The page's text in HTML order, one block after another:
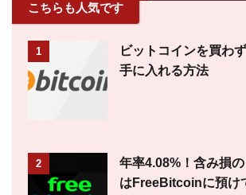
こちらも人気です
1
ビットコインを買わ
手に入れる方法
2
年率4.08%！含み損
はFreeBitcoinに預け